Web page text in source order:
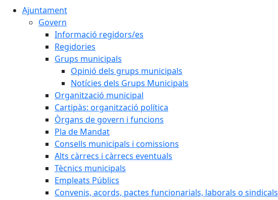
Ajuntament
Govern
Informació regidors/es
Regidories
Grups municipals
Opinió dels grups municipals
Notícies dels Grups Municipals
Organització municipal
Cartipàs: organització política
Òrgans de govern i funcions
Pla de Mandat
Consells municipals i comissions
Alts càrrecs i càrrecs eventuals
Tècnics municipals
Empleats Públics
Convenis, acords, pactes funcionarials, laborals o sindicals